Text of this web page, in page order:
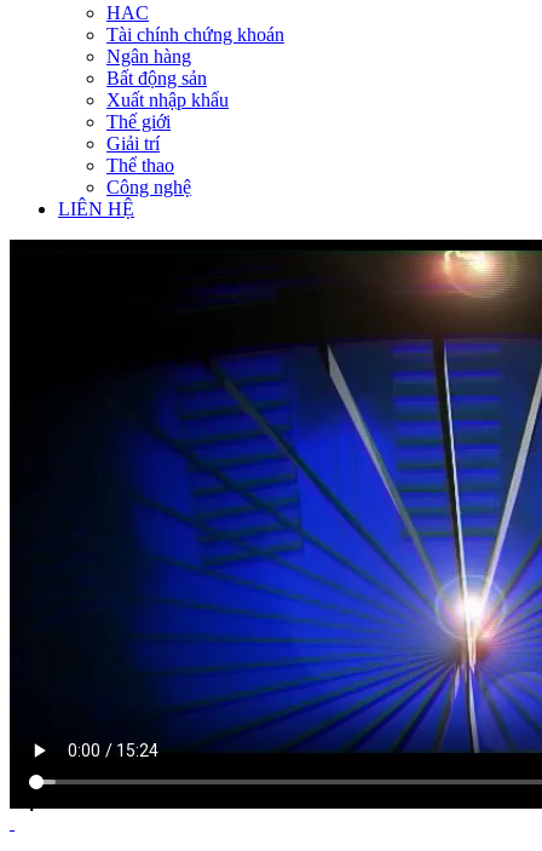
HAC
Tài chính chứng khoán
Ngân hàng
Bất động sản
Xuất nhập khẩu
Thế giới
Giải trí
Thể thao
Công nghệ
LIÊN HỆ